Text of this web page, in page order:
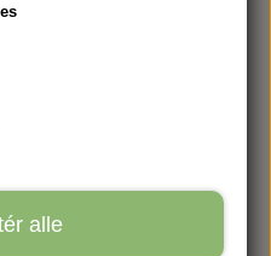
alle